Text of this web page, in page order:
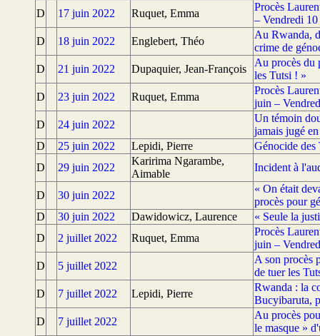
D
17 juin 2022 Ruquet, Emma
Procès
– Vendredi
D
18 juin 2022 Englebert, Théo
Au Rwanda,
crime de
D
21 juin 2022 Dupaquier, Jean-François
Au procès du
les Tutsi ! »
D
23 juin 2022 Ruquet, Emma
Procès
juin –
D
24 juin 2022
Un témoin
jamais jugé
D
25 juin 2022 Lepidi, Pierre
Génocide des
D
29 juin 2022
Karirima Ngarambe,
Aimable
Incident à
D 30 juin 2022
« On était
procès pour
D
30 juin 2022 Dawidowicz, Laurence
« Seule la
D
2 juillet 2022 Ruquet, Emma
Procès
juin –
D
5 juillet 2022
A son procès
de tuer les
D
7 juillet 2022 Lepidi, Pierre
Rwanda : la
Bucyibaruta,
D
7 juillet 2022
Au procès
le masque »